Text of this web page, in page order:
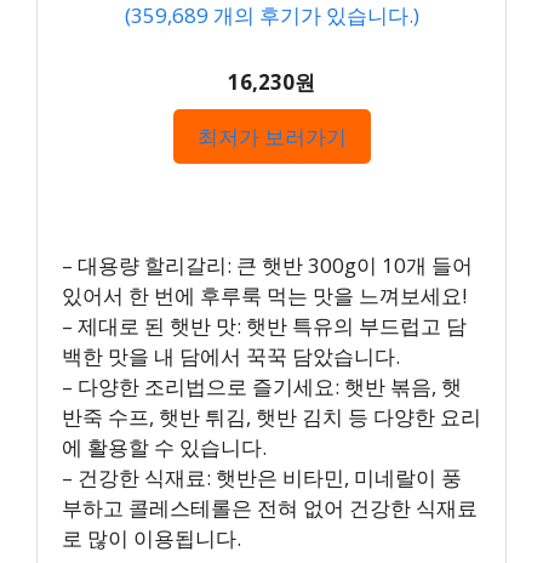
(359,689 개의 후기가 있습니다.)
16,230원
최저가 보러가기
– 대용량 할리갈리: 큰 햇반 300g이 10개 들어
있어서 한 번에 후루룩 먹는 맛을 느껴보세요!
– 제대로 된 햇반 맛: 햇반 특유의 부드럽고 담
백한 맛을 내 담에서 꾹꾹 담았습니다.
– 다양한 조리법으로 즐기세요: 햇반 볶음, 햇
반죽 수프, 햇반 튀김, 햇반 김치 등 다양한 요리
에 활용할 수 있습니다.
– 건강한 식재료: 햇반은 비타민, 미네랄이 풍
부하고 콜레스테롤은 전혀 없어 건강한 식재료
로 많이 이용됩니다.